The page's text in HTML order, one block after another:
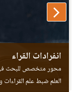
انفرادات القراء
محور متخصص للبحث في
العلم ضبط علم
طيبة النشر - عرض